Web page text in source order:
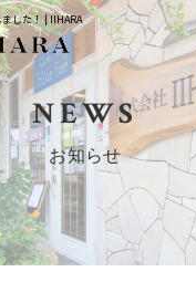
した！ | IIHARA
NEWS
お知らせ